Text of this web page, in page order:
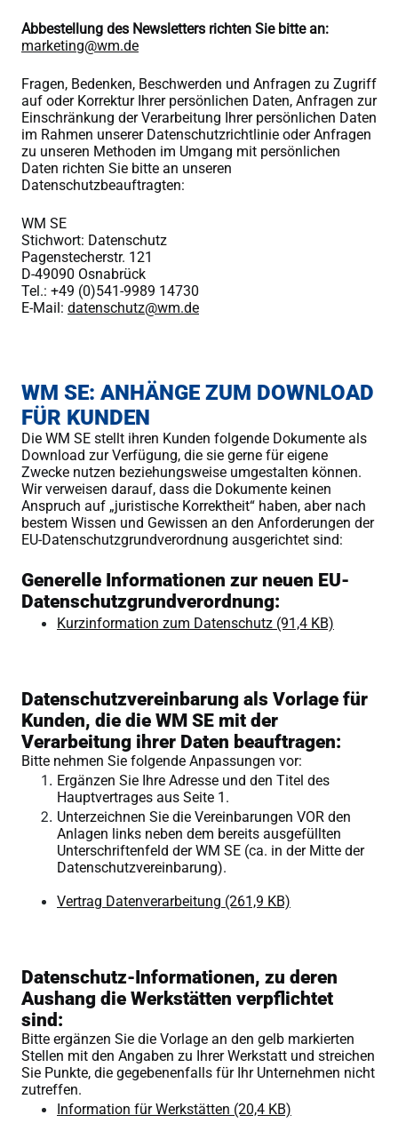
Abbestellung des Newsletters richten Sie bitte an:
marketing@wm.de
Fragen, Bedenken, Beschwerden und Anfragen zu Zugriff
auf oder Korrektur Ihrer persönlichen Daten, Anfragen zur
Einschränkung der Verarbeitung Ihrer persönlichen Daten
im Rahmen unserer Datenschutzrichtlinie oder Anfragen
zu unseren Methoden im Umgang mit persönlichen
Daten richten Sie bitte an unseren
Datenschutzbeauftragten:
WM SE
Stichwort: Datenschutz
Pagenstecherstr. 121
D-49090 Osnabrück
Tel.: +49 (0)541-9989 14730
E-Mail: datenschutz@wm.de
WM SE: ANHÄNGE ZUM DOWNLOAD
FÜR KUNDEN
Die WM SE stellt ihren Kunden folgende Dokumente als
Download zur Verfügung, die sie gerne für eigene
Zwecke nutzen beziehungsweise umgestalten können.
Wir verweisen darauf, dass die Dokumente keinen
Anspruch auf „juristische Korrektheit“ haben, aber nach
bestem Wissen und Gewissen an den Anforderungen der
EU-Datenschutzgrundverordnung ausgerichtet sind:
Generelle Informationen zur neuen EU-
Datenschutzgrundverordnung:
Kurzinformation zum Datenschutz (91,4 KB)
Datenschutzvereinbarung als Vorlage für
Kunden, die die WM SE mit der
Verarbeitung ihrer Daten beauftragen:
Bitte nehmen Sie folgende Anpassungen vor:
Ergänzen Sie Ihre Adresse und den Titel des
Hauptvertrages aus Seite 1.
Unterzeichnen Sie die Vereinbarungen VOR den
Anlagen links neben dem bereits ausgefüllten
Unterschriftenfeld der WM SE (ca. in der Mitte der
Datenschutzvereinbarung).
Vertrag Datenverarbeitung (261,9 KB)
Datenschutz-Informationen, zu deren
Aushang die Werkstätten verpflichtet
sind:
Bitte ergänzen Sie die Vorlage an den gelb markierten
Stellen mit den Angaben zu Ihrer Werkstatt und streichen
Sie Punkte, die gegebenenfalls für Ihr Unternehmen nicht
zutreffen.
Information für Werkstätten (20,4 KB)